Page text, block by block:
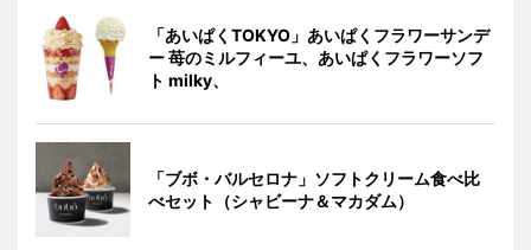
「あいぱくTOKYO」あいぱくフラワーサンデ
ー 苺のミルフィーユ、あいぱくフラワーソフ
ト milky、
「ブボ・バルセロナ」ソフトクリーム食べ比
べセット（シャビーナ＆マカダム）